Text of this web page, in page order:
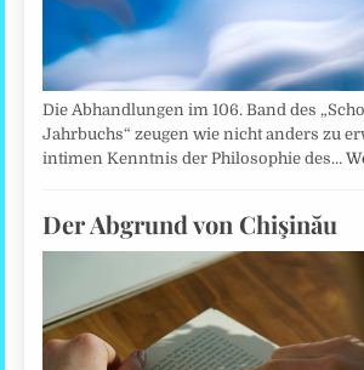
Die Abhandlungen im 106. Band des
Jahrbuchs“ zeugen wie nicht anders zu
intimen Kenntnis der Philosophie des…
Der Abgrund von Chişinău